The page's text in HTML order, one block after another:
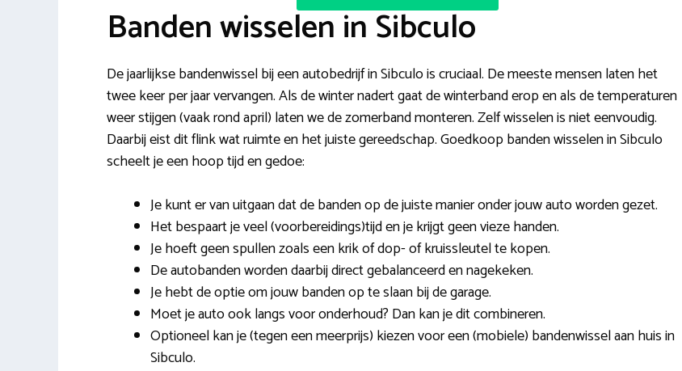
Banden wisselen in Sibculo
De jaarlijkse bandenwissel bij een autobedrijf in Sibculo is cruciaal. De meeste mensen laten het
twee keer per jaar vervangen. Als de winter nadert gaat de winterband erop en als de temperaturen
weer stijgen (vaak rond april) laten we de zomerband monteren. Zelf wisselen is niet eenvoudig.
Daarbij eist dit flink wat ruimte en het juiste gereedschap. Goedkoop banden wisselen in Sibculo
scheelt je een hoop tijd en gedoe:
Je kunt er van uitgaan dat de banden op de juiste manier onder jouw auto worden gezet.
Het bespaart je veel (voorbereidings)tijd en je krijgt geen vieze handen.
Je hoeft geen spullen zoals een krik of dop- of kruissleutel te kopen.
De autobanden worden daarbij direct gebalanceerd en nagekeken.
Je hebt de optie om jouw banden op te slaan bij de garage.
Moet je auto ook langs voor onderhoud? Dan kan je dit combineren.
Optioneel kan je (tegen een meerprijs) kiezen voor een (mobiele) bandenwissel aan huis in
Sibculo.